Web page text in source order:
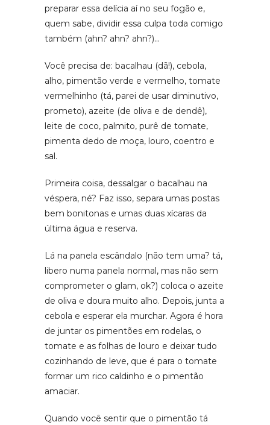
preparar essa delícia aí no seu fogão e,
quem sabe, dividir essa culpa toda comigo
também (ahn? ahn? ahn?)…
Você precisa de: bacalhau (dã!), cebola,
alho, pimentão verde e vermelho, tomate
vermelhinho (tá, parei de usar diminutivo,
prometo), azeite (de oliva e de dendê),
leite de coco, palmito, purê de tomate,
pimenta dedo de moça, louro, coentro e
sal.
Primeira coisa, dessalgar o bacalhau na
véspera, né? Faz isso, separa umas postas
bem bonitonas e umas duas xícaras da
última água e reserva.
Lá na panela escândalo (não tem uma? tá,
libero numa panela normal, mas não sem
comprometer o glam, ok?) coloca o azeite
de oliva e doura muito alho. Depois, junta a
cebola e esperar ela murchar. Agora é hora
de juntar os pimentões em rodelas, o
tomate e as folhas de louro e deixar tudo
cozinhando de leve, que é para o tomate
formar um rico caldinho e o pimentão
amaciar.
Quando você sentir que o pimentão tá